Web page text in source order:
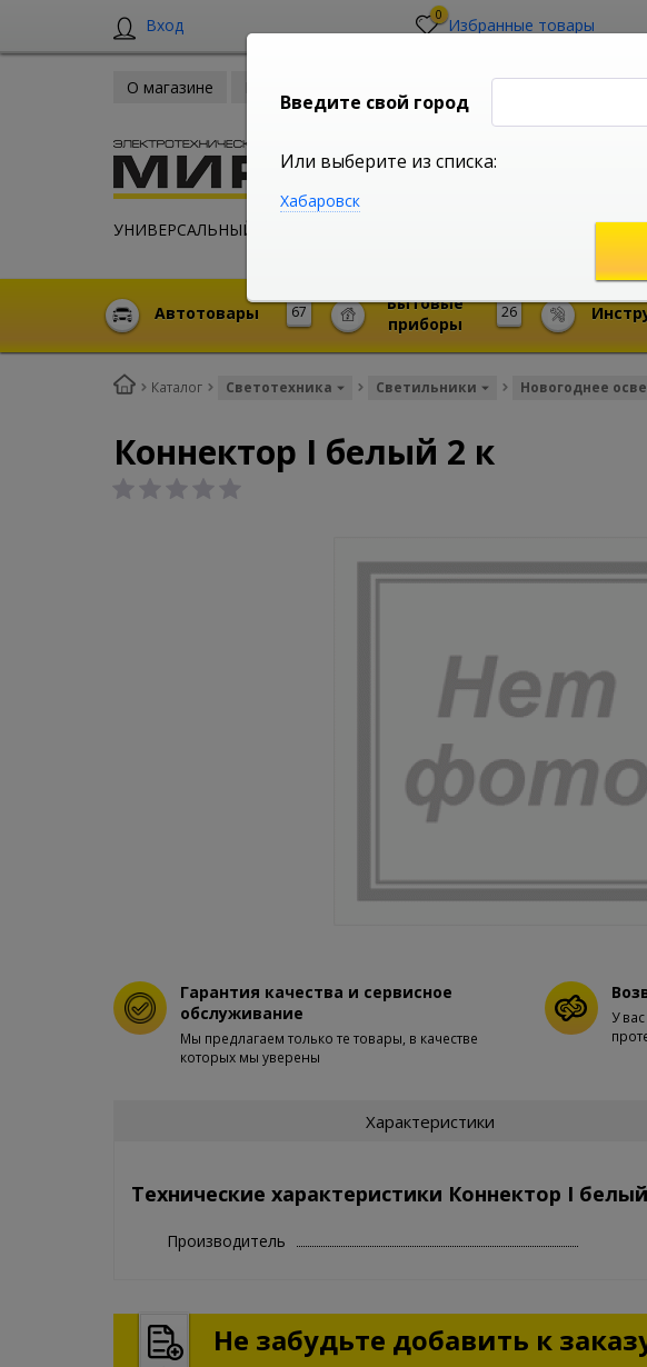
Вход 0 Избранные товары
О магазине
УНИВЕРСАЛЬНЫЙ ИНТЕРНЕТ МАГАЗИН
67
Автотовары 26
Бытовые
приборы
Каталог Светотехника Светильники Новогоднее
Коннектор I белый 2 к
Гарантия качества и сервисное
обслуживание
Мы предлагаем только те товары, в качестве
которых мы уверены
У
Характеристики
Технические характеристики Коннектор I
Производитель
Не забудьте добавить к
Введите свой город
Или выберите из списка:
Хабаровск